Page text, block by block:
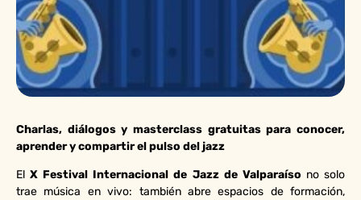
Charlas, diálogos y masterclass gratuitas para conocer,
aprender y compartir el pulso del jazz
ElX Festival Internacional de Jazz de Valparaíso no solo
trae música en vivo: también abre espacios de formación,